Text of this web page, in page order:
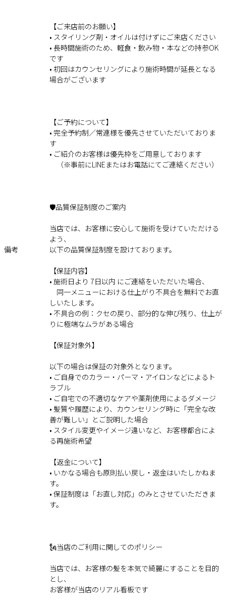
備考
【ご来店前のお願い】
• スタイリング剤・オイルは付けずにご来店ください
• 長時間施術のため、軽食・飲み物・本などの持参OK
です
• 初回はカウンセリングにより施術時間が延長となる
場合がございます
【ご予約について】
• 完全予約制／常連様を優先させていただいておりま
す
• ご紹介のお客様は優先枠をご用意しております
（※事前にLINEまたはお電話にてご連絡ください）
🛡️品質保証制度のご案内
当店では、お客様に安心して施術を受けていただける
よう、
以下の品質保証制度を設けております。
【保証内容】
• 施術日より 7日以内 にご連絡をいただいた場合、
同一メニューにおける仕上がり不具合を無料でお直
しいたします。
• 不具合の例：クセの戻り、部分的な伸び残り、仕上が
りに極端なムラがある場合
【保証対象外】
以下の場合は保証の対象外となります。
• ご自身でのカラー・パーマ・アイロンなどによるト
ラブル
• ご自宅での不適切なケアや薬剤使用によるダメージ
• 髪質や履歴により、カウンセリング時に「完全な改
善が難しい」とご説明した場合
• スタイル変更やイメージ違いなど、お客様都合によ
る再施術希望
【返金について】
• いかなる場合も原則払い戻し・返金はいたしかねま
す。
• 保証制度は「お直し対応」のみとさせていただきま
す。
🗽当店のご利用に関してのポリシー
当店では、お客様の髪を本気で綺麗にすることを目的
とし、
お客様が当店のリアル看板です